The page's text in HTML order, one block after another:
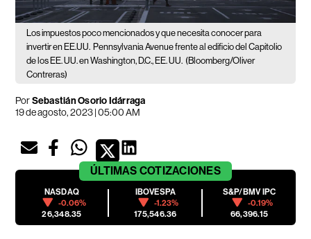
Los impuestos poco mencionados y que necesita conocer para
invertir en EE.UU. Pennsylvania Avenue frente al edificio del Capitolio
de los EE. UU. en Washington, D.C., EE. UU. (Bloomberg/Oliver
Contreras)
PorSebastián Osorio Idárraga
19 de agosto, 2023 | 05:00 AM
ÚLTIMAS COTIZACIONES
NASDAQ
-0.06%
26,348.35
IBOVESPA
-1.23%
175,546.36
S&P/BMV IPC
-0.19%
66,396.15